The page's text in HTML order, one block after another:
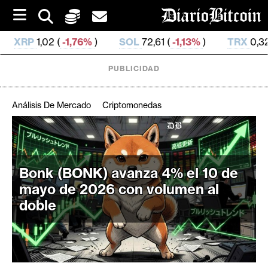
i
t
o
) SOL72,61 ( -1,13%) TRX0,327 058 (-
C
r
i
p
t
o
M
e
r
PUBLICIDAD
Análisis De Mercado Criptomonedas
Bonk (BONK) avanza 4% el 10 de
mayo de 2026 con volumen al
doble